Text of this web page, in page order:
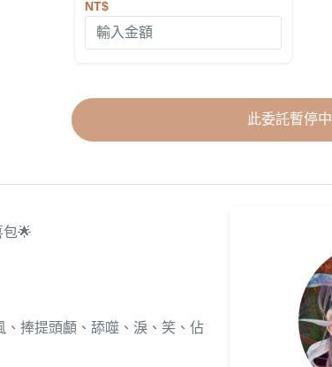
NT$
此委託暫停中
🌟
捧提頭顱、舔噬、淚、笑、佔